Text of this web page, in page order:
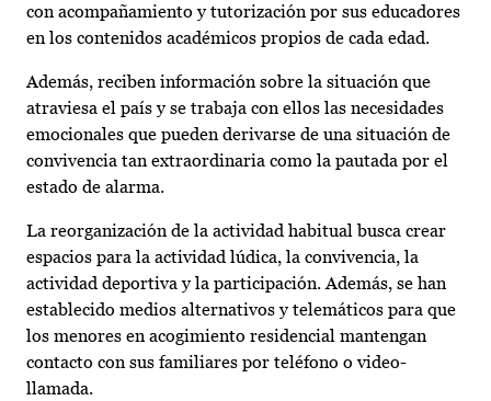
con acompañamiento y tutorización por sus educadores
en los contenidos académicos propios de cada edad.
Además, reciben información sobre la situación que
atraviesa el país y se trabaja con ellos las necesidades
emocionales que pueden derivarse de una situación de
convivencia tan extraordinaria como la pautada por el
estado de alarma.
La reorganización de la actividad habitual busca crear
espacios para la actividad lúdica, la convivencia, la
actividad deportiva y la participación. Además, se han
establecido medios alternativos y telemáticos para que
los menores en acogimiento residencial mantengan
contacto con sus familiares por teléfono o video-
llamada.